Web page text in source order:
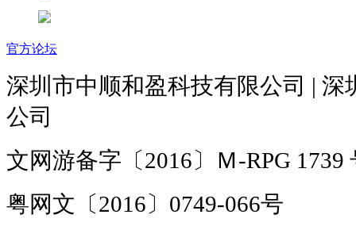
官方论坛
深圳市中顺和盈科技有限公司 |
公司
文网游备字〔2016〕Ｍ-RPG 1739
粤网文〔2016〕0749-066号